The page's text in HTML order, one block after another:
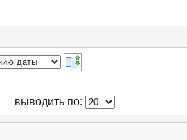
выводить по: